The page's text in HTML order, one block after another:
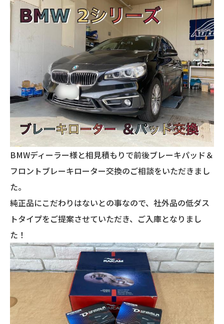
BMWディーラー様と相見積もりで前後ブレーキパッド＆
フロントブレーキローター交換のご相談をいただきまし
た。
純正品にこだわりはないとの事なので、社外品の低ダス
トタイプをご提案させていただき、ご入庫となりまし
た！